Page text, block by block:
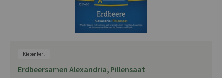
Kiepenkerl
Erdbeersamen Alexandria, Pillensaat